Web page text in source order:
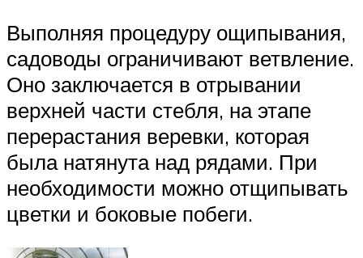
Выполняя процедуру ощипывания,
садоводы ограничивают ветвление.
Оно заключается в отрывании
верхней части стебля, на этапе
перерастания веревки, которая
была натянута над рядами. При
необходимости можно отщипывать
цветки и боковые побеги.